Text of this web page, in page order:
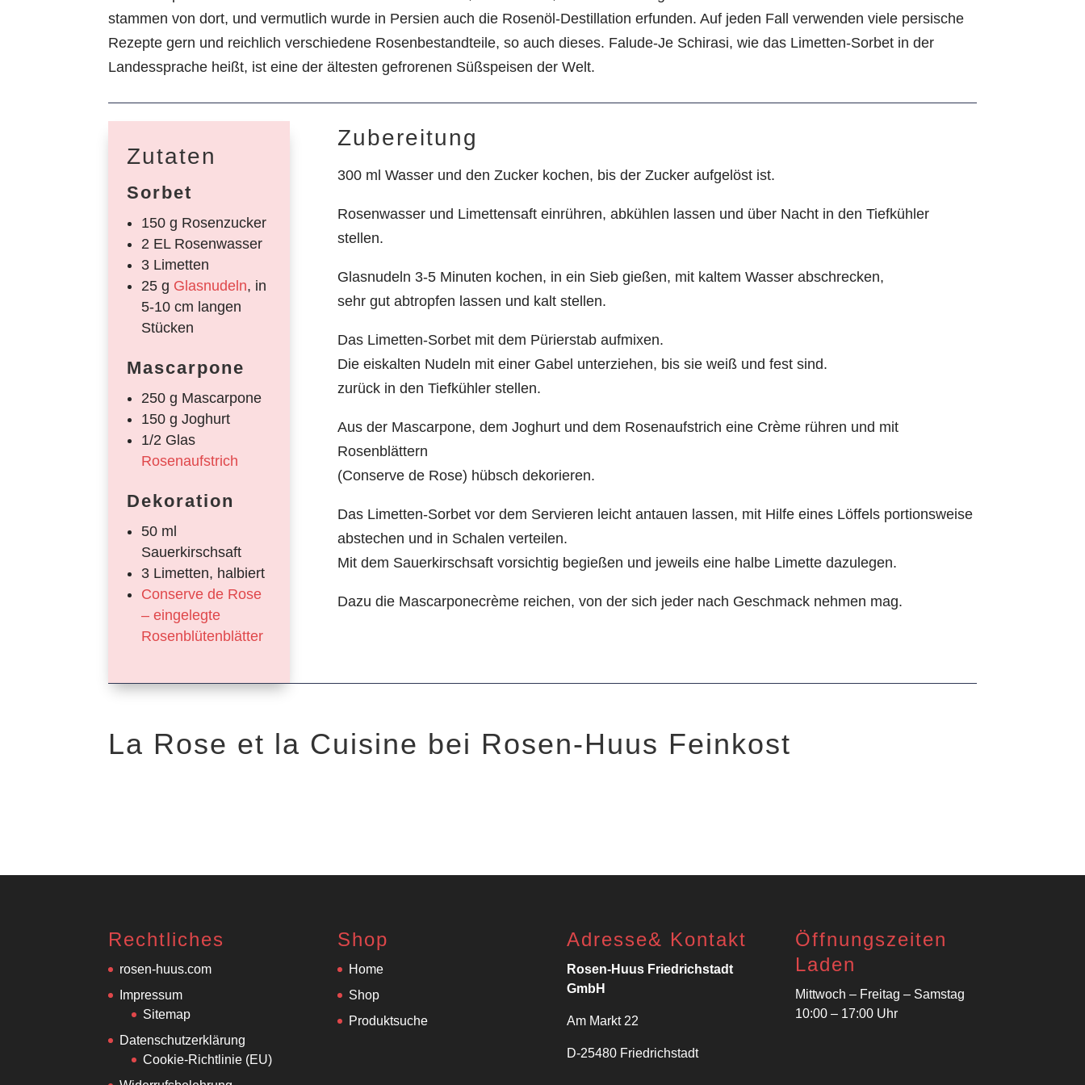
stammen von dort, und vermutlich wurde in Persien auch die Rosenöl-Destillation erfunden. Auf jeden Fall verwenden viele persische
Rezepte gern und reichlich verschiedene Rosenbestandteile, so auch dieses. Falude-Je Schirasi, wie das Limetten-Sorbet in der
Landessprache heißt, ist eine der ältesten gefrorenen Süßspeisen der Welt.
Zutaten
Sorbet
150 g Rosenzucker
2 EL Rosenwasser
3 Limetten
25 g Glasnudeln, in
5-10 cm langen
Stücken
Mascarpone
250 g Mascarpone
150 g Joghurt
1/2 Glas
Rosenaufstrich
Dekoration
50 ml
Sauerkirschsaft
3 Limetten, halbiert
Conserve de Rose
– eingelegte
Rosenblütenblätter
Zubereitung
300 ml Wasser und den Zucker kochen, bis der Zucker aufgelöst ist.
Rosenwasser und Limettensaft einrühren, abkühlen lassen und über Nacht in den Tiefkühler
stellen.
Glasnudeln 3-5 Minuten kochen, in ein Sieb gießen, mit kaltem Wasser abschrecken,
sehr gut abtropfen lassen und kalt stellen.
Das Limetten-Sorbet mit dem Pürierstab aufmixen.
Die eiskalten Nudeln mit einer Gabel unterziehen, bis sie weiß und fest sind.
zurück in den Tiefkühler stellen.
Aus der Mascarpone, dem Joghurt und dem Rosenaufstrich eine Crème rühren und mit
Rosenblättern
(Conserve de Rose) hübsch dekorieren.
Das Limetten-Sorbet vor dem Servieren leicht antauen lassen, mit Hilfe eines Löffels portionsweise
abstechen und in Schalen verteilen.
Mit dem Sauerkirschsaft vorsichtig begießen und jeweils eine halbe Limette dazulegen.
Dazu die Mascarponecrème reichen, von der sich jeder nach Geschmack nehmen mag.
La Rose et la Cuisine bei Rosen-Huus Feinkost
Rechtliches
rosen-huus.com
Impressum
Sitemap
Datenschutzerklärung
Cookie-Richtlinie (EU)
Shop
Home
Shop
Produktsuche
Adresse& Kontakt
Rosen-Huus Friedrichstadt
GmbH
Am Markt 22
D-25480 Friedrichstadt
Öffnungszeiten
Laden
Mittwoch – Freitag – Samstag
10:00 – 17:00 Uhr